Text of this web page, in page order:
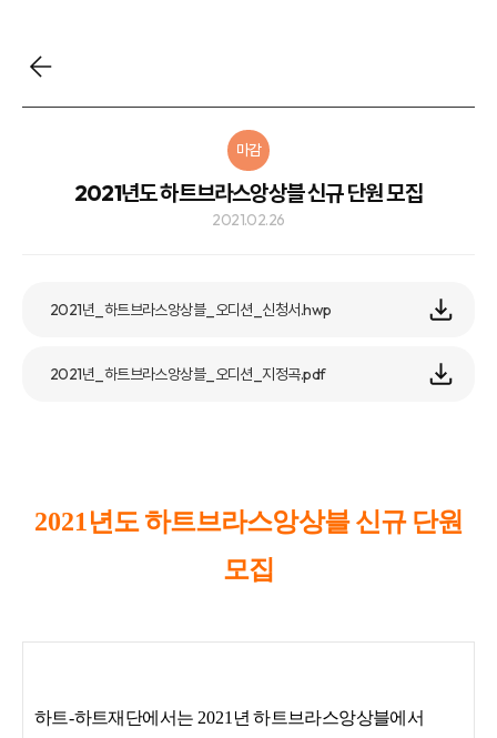
마감
2021년도 하트브라스앙상블 신규 단원 모집
2021.02.26
2021년_하트브라스앙상블_오디션_신청서.hwp
2021년_하트브라스앙상블_오디션_지정곡.pdf
2021년도 하트브라스앙상블 신규 단원
모집
하트-하트재단에서는 2021 년 하트브라스앙상블에서